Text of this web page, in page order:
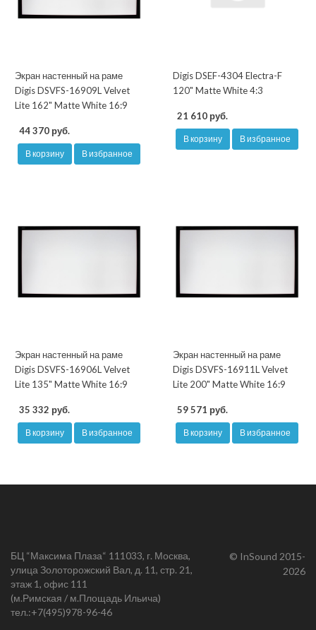
Экран настенный на раме
Digis DSVFS-16909L Velvet
Lite 162" Matte White 16:9
44 370 руб.
В корзину В избранное
Digis DSEF-4304 Electra-F
120" Matte White 4:3
21 610 руб.
В корзину В избранное
Экран настенный на раме
Digis DSVFS-16906L Velvet
Lite 135" Matte White 16:9
35 332 руб.
В корзину В избранное
Экран настенный на раме
Digis DSVFS-16911L Velvet
Lite 200" Matte White 16:9
59 571 руб.
В корзину В избранное
БЦ “Максима Плаза“ 111033, г. Москва,
улица Золоторожский Вал, д. 11, стр. 21,
этаж 1, офис 111
(м.Римская / м.Площадь Ильича)
тел.:+7(495)978-96-46
© InSound 2015-
2026